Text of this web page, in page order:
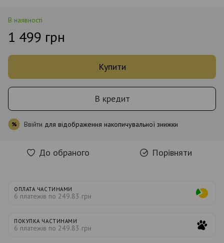
В наявності
1 499 грн
Купити
В кредит
% Ввійти для відображення накопичувальної знижки
До обраного Порівняти
ОПЛАТА ЧАСТИНАМИ
6 платежів по 249.83 грн
ПОКУПКА ЧАСТИНАМИ
6 платежів по 249.83 грн